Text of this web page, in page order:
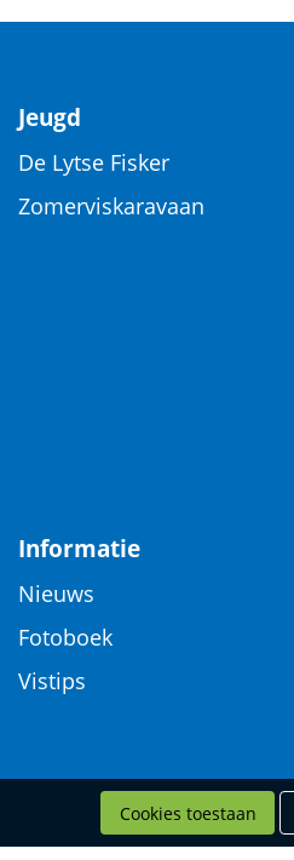
Jeugd
De Lytse Fisker
Zomerviskaravaan
Informatie
Nieuws
Fotoboek
Vistips
Cookies toestaan